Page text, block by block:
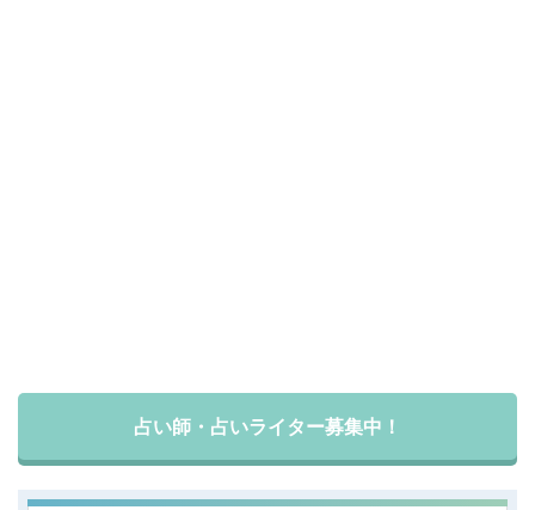
占い師・占いライター募集中！